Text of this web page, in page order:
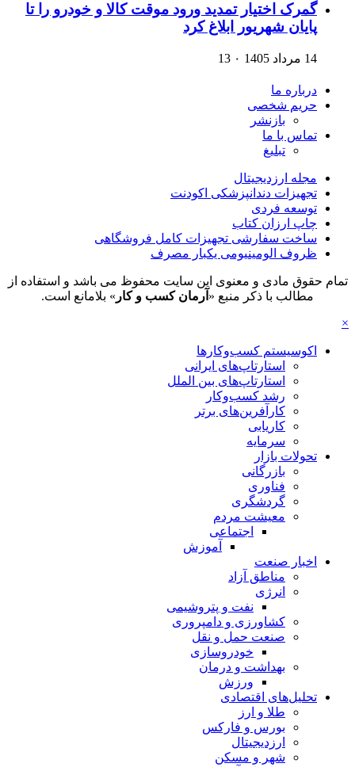
گمرک اختیار تمدید ورود موقت کالا و خودرو را تا
پایان شهریور ابلاغ کرد
14 مرداد 1405 ۰ 13
درباره ما
حریم شخصی
بازنشر
تماس با ما
تبلیغ
مجله ارزدیجیتال
تجهیزات دندانپزشکی اکودنت
توسعه فردی
چاپ ارزان کتاب
ساخت سفارشی تجهیزات کامل فروشگاهی
ظروف الومینیومی یکبار مصرف
تمام حقوق مادی و معنوی این سایت محفوظ می باشد و استفاده از
مطالب با ذکر منبع « آرمان کسب و کار » بلامانع است.
×
اکوسیستم کسب‌وکارها
استارتاپ‌های ایرانی
استارتاپ‌های بین الملل
رشد کسب‌وکار
کارآفرین‌های برتر
کاریابی
سرمایه
تحولات بازار
بازرگانی
فناوری
گردشگری
معیشت مردم
اجتماعی
آموزش
اخبار صنعت
مناطق آزاد
انرژی
نفت و پتروشیمی
کشاورزی و دامپروری
صنعت حمل و نقل
خودروسازی
بهداشت و درمان
ورزش
تحلیل‌های اقتصادی
طلا و ارز
بورس و فارکس
ارزدیجیتال
شهر و مسکن